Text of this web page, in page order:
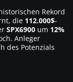
Rekord
die 112.000$-
SPX6900 um 12%
Anleger
des Potenzials